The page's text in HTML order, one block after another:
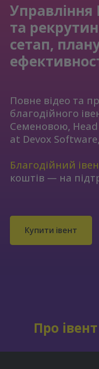
Управління
та
сетап,
Повне відео та
благодійного
Семеновою,
at Devox
Благодійний
коштів — на
Купити івент
Про